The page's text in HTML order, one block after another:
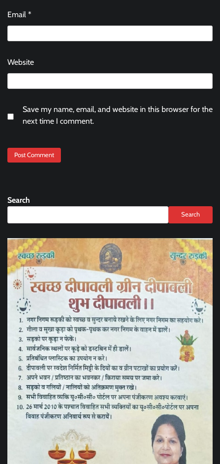
Email *
Website
Save my name, email, and website in this browser for the
next time I comment.
Search
Search